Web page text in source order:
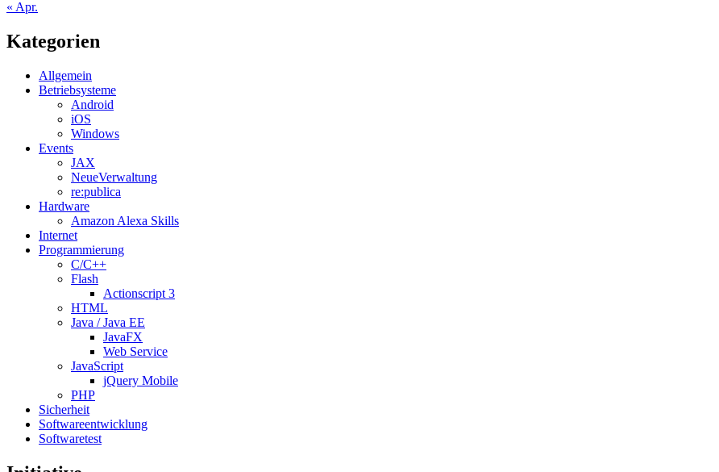
« Apr.
Kategorien
Allgemein
Betriebsysteme
Android
iOS
Windows
Events
JAX
NeueVerwaltung
re:publica
Hardware
Amazon Alexa Skills
Internet
Programmierung
C/C++
Flash
Actionscript 3
HTML
Java / Java EE
JavaFX
Web Service
JavaScript
jQuery Mobile
PHP
Sicherheit
Softwareentwicklung
Softwaretest